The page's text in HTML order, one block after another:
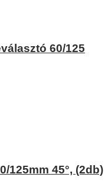
60/125
125mm 45°, (2db)